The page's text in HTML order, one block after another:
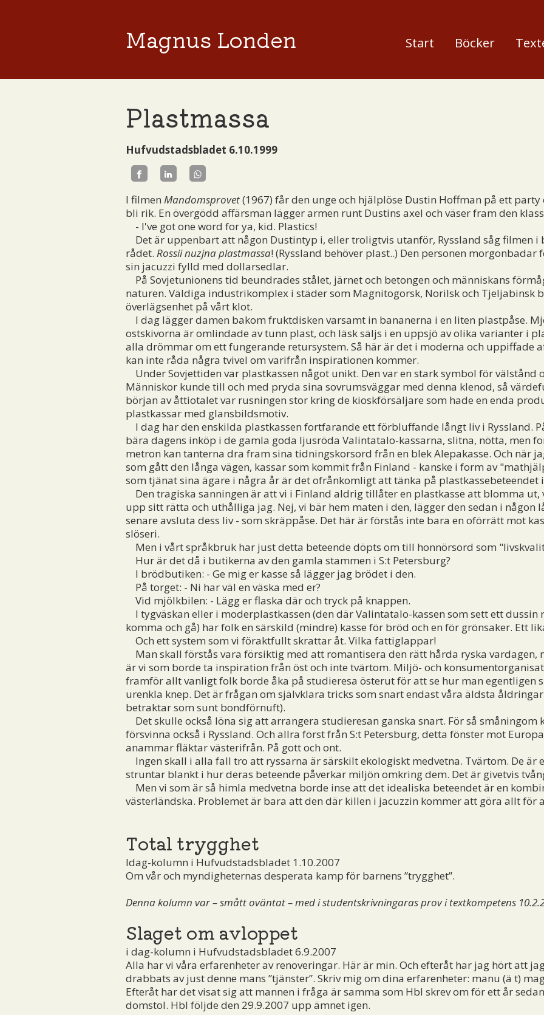
Magnus Londen Start Böcker
Plastmassa
Hufvudstadsbladet 6.10.1999
I filmen Mandomsprovet(1967) får den unge och hjälplöse Dustin Hoffman på ett
bli rik. En övergödd affärsman lägger armen runt Dustins axel och väser fram den
- I've got one word for ya, kid. Plastics!
Det är uppenbart att någon Dustintyp i, eller troligtvis utanför, Ryssland såg filmen i
rådet. Rossii nuzjna plastmassa! (Ryssland behöver plast..) Den personen
sin jacuzzi fylld med dollarsedlar.
På Sovjetunionens tid beundrades stålet, järnet och betongen och människans
naturen. Väldiga industrikomplex i städer som Magnitogorsk, Norilsk och Tjeljabinsk
överlägsenhet på vårt klot.
I dag lägger damen bakom fruktdisken varsamt in bananerna i en liten plastpåse.
ostskivorna är omlindade av tunn plast, och läsk säljs i en uppsjö av olika varianter i
alla drömmar om ett fungerande retursystem. Så här är det i moderna och uppiffade
kan inte råda några tvivel om varifrån inspirationen kommer.
Under Sovjettiden var plastkassen något unikt. Den var en stark symbol för välstånd
Människor kunde till och med pryda sina sovrumsväggar med denna klenod, så
början av åttiotalet var rusningen stor kring de kioskförsäljare som hade en enda
plastkassar med glansbildsmotiv.
I dag har den enskilda plastkassen fortfarande ett förbluffande långt liv i Ryssland.
bära dagens inköp i de gamla goda ljusröda Valintatalo-kassarna, slitna, nötta, men
metron kan tanterna dra fram sina tidningskorsord från en blek Alepakasse. Och när
som gått den långa vägen, kassar som kommit från Finland - kanske i form av
som tjänat sina ägare i några år är det ofrånkomligt att tänka på plastkassebeteendet
Den tragiska sanningen är att vi i Finland aldrig tillåter en plastkasse att blomma ut,
upp sitt rätta och uthålliga jag. Nej, vi bär hem maten i den, lägger den sedan i
senare avsluta dess liv - som skräppåse. Det här är förstås inte bara en oförrätt mot
slöseri.
Men i vårt språkbruk har just detta beteende döpts om till honnörsord som
Hur är det då i butikerna av den gamla stammen i S:t Petersburg?
I brödbutiken: - Ge mig er kasse så lägger jag brödet i den.
På torget: - Ni har väl en väska med er?
Vid mjölkbilen: - Lägg er flaska där och tryck på knappen.
I tygväskan eller i moderplastkassen (den där Valintatalo-kassen som sett ett
komma och gå) har folk en särskild (mindre) kasse för bröd och en för grönsaker. Ett
Och ett system som vi föraktfullt skrattar åt. Vilka fattiglappar!
Man skall förstås vara försiktig med att romantisera den rätt hårda ryska vardagen,
är vi som borde ta inspiration från öst och inte tvärtom. Miljö- och
framför allt vanligt folk borde åka på studieresa österut för att se hur man egentligen
urenkla knep. Det är frågan om självklara tricks som snart endast våra äldsta
betraktar som sunt bondförnuft).
Det skulle också löna sig att arrangera studieresan ganska snart. För så småningom
försvinna också i Ryssland. Och allra först från S:t Petersburg, detta fönster mot
anammar fläktar västerifrån. På gott och ont.
Ingen skall i alla fall tro att ryssarna är särskilt ekologiskt medvetna. Tvärtom. De är
struntar blankt i hur deras beteende påverkar miljön omkring dem. Det är givetvis
Men vi som är så himla medvetna borde inse att det idealiska beteendet är en
västerländska. Problemet är bara att den där killen i jacuzzin kommer att göra allt för
Total trygghet
Idag-kolumn i Hufvudstadsbladet 1.10.2007
Om vår och myndigheternas desperata kamp för barnens ”trygghet”.
Denna kolumn var – smått oväntat – med i studentskrivningaras prov i textkompetens
Slaget om avloppet
i dag-kolumn i Hufvudstadsbladet 6.9.2007
Alla har vi våra erfarenheter av renoveringar. Här är min. Och efteråt har jag hört att
drabbats av just denne mans ”tjänster”. Skriv mig om dina erfarenheter: manu (ä t)
Efteråt har det visat sig att mannen i fråga är samma som Hbl skrev om för ett år
domstol. Hbl följde den 29.9.2007 upp ämnet igen.